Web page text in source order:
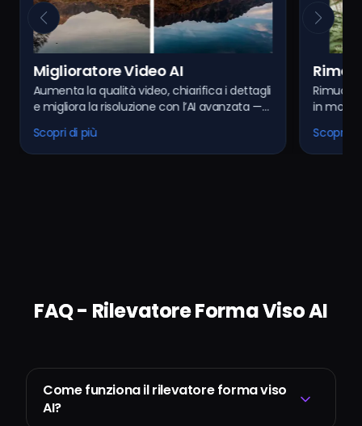
i dettagli
—
Rimozione Watermark Immagine
AI
Rimuovi filigrane indesiderate dalle immagini
in modo pulito e rapido grazie alla tecnologia
FAQ - Rilevatore Forma Viso AI
Come funziona il rilevatore forma viso
AI?